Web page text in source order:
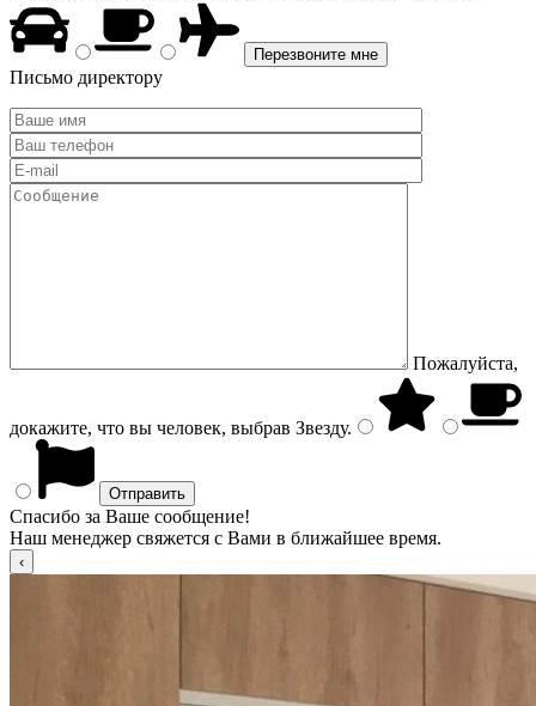
Письмо директору
Пожалуйста,
докажите, что вы человек, выбрав Звезду.
Спасибо за Ваше сообщение!
Наш менеджер свяжется с Вами в ближайшее время.